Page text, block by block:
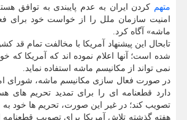
متهم کردن ایران به عدم پایبندی به توافق
امنیت سازمان ملل را از خواست خود برای
ماشه» آگاه کرد.
تابحال این پیشنهاد آمریکا با مخالفت تمام قد
شده است؛ آنها اعلام نموده اند که آمریکا که
نمی تواند از مکانیسم ماشه استفاده نماید.
در صورت فعال سازی مکانیسم ماشه، شورای
دارد قطعنامه ای را برای تمدید تحریم های
تصویب کند؛ در غیر این صورت، تحریم ها خود
هفته گذشته تلاش آمریکا برای تصویب